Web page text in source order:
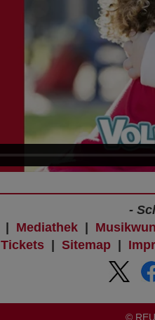
-
| Mediathek |
Tickets| Sitemap|
©